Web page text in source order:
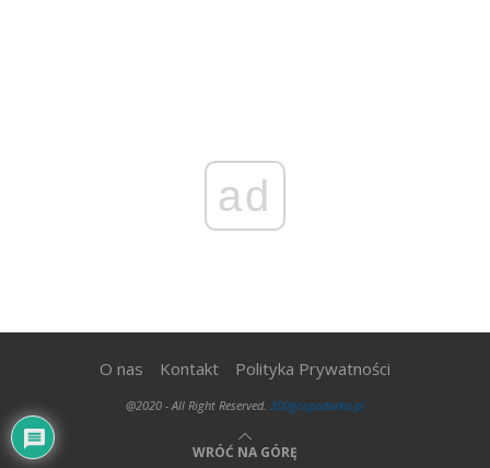
ad
O nas Kontakt Polityka Prywatności
@2020 - All Right Reserved. 300gospodarka.pl
WRÓĆ NA GÓRĘ